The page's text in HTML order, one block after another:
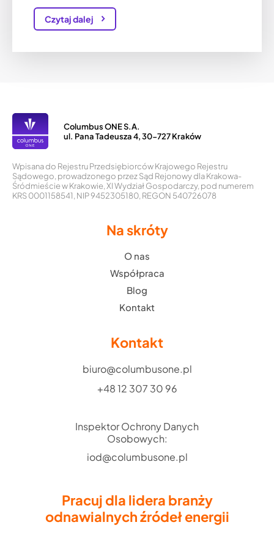
Czytaj dalej
Columbus ONE S.A.
ul. Pana Tadeusza 4, 30-727 Kraków
Wpisana do Rejestru Przedsiębiorców Krajowego Rejestru
Sądowego, prowadzonego przez Sąd Rejonowy dla Krakowa-
Śródmieście w Krakowie, XI Wydział Gospodarczy, pod numerem
KRS 0001158541, NIP 9452305180, REGON 540726078
Na skróty
O nas
Współpraca
Blog
Kontakt
Kontakt
biuro@columbusone.pl
+48 12 307 30 96
Inspektor Ochrony Danych
Osobowych:
iod@columbusone.pl
Pracuj dla lidera branży
odnawialnych źródeł energii